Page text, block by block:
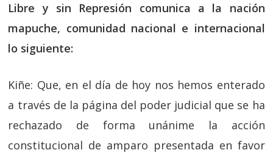
Libre y sin Represión comunica a la nación
mapuche, comunidad nacional e internacional
lo siguiente:
Kiñe: Que, en el día de hoy nos hemos enterado
a través de la página del poder judicial que se ha
rechazado de forma unánime la acción
constitucional de amparo presentada en favor